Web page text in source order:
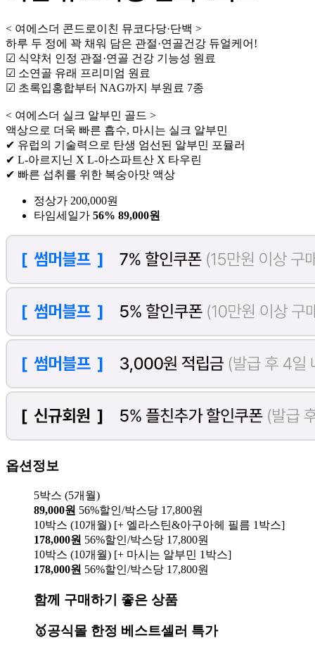
< 여에스더 콘드로이친 뮤코다당·단백 >
하루 두 정에 꽉 채워 담은 관절·연골건강 듀얼케어!
☑ 식약처 인정 관절·연골 건강 기능성 원료
☑ 소연골 유래 프리미엄 원료
☑ 초록입홍합부터 NAG까지 부원료 7종
< 여에스더 실크 알부민 골드 >
액상으로 더욱 빠른 흡수, 마시는 실크 알부민
✔ 유럽의 기술력으로 탄생 엄선된 알부민 포뮬러
✔ L-아르지닌 X L-아스파트산 X 타우린
✔ 빠른 섭취를 위한 복숭아맛 액상
정상가 200,000원
타임세일가 56% 89,000원
옵션정보
5박스 (5개월)
89,000원 56%할인/박스당 17,800원
10박스 (10개월) [+ 엘라스틴&아구아헤 필름 1박스]
178,000원 56%할인/박스당 17,800원
10박스 (10개월) [+ 마시는 알부민 1박스]
178,000원 56%할인/박스당 17,800원
함께 구매하기 좋은 상품
🥇공식몰 한정 베스트셀러 특가